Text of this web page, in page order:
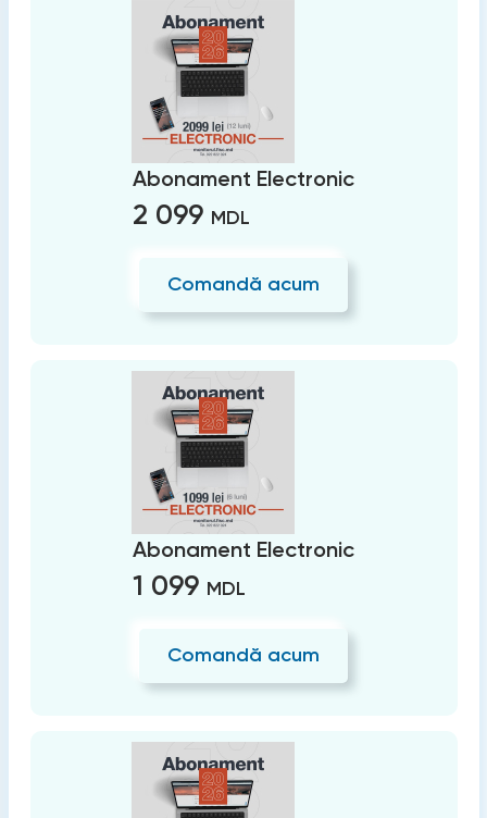
Abonament Electronic
2 099 MDL
Comandă acum
Abonament Electronic
1 099 MDL
Comandă acum